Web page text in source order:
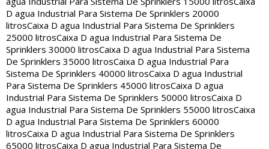
D agua Industrial Para Sistema De Sprinklers 20000
litrosCaixa D agua Industrial Para Sistema De Sprinklers
25000 litrosCaixa D agua Industrial Para Sistema De
Sprinklers 30000 litrosCaixa D agua Industrial Para Sistema
De Sprinklers 35000 litrosCaixa D agua Industrial Para
Sistema De Sprinklers 40000 litrosCaixa D agua Industrial
Para Sistema De Sprinklers 45000 litrosCaixa D agua
Industrial Para Sistema De Sprinklers 50000 litrosCaixa D
agua Industrial Para Sistema De Sprinklers 55000 litrosCaixa
D agua Industrial Para Sistema De Sprinklers 60000
litrosCaixa D agua Industrial Para Sistema De Sprinklers
65000 litrosCaixa D agua Industrial Para Sistema De